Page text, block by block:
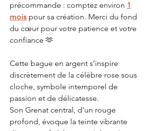
précommande : comptez environ 1
mois pour sa création. Merci du fond
du cœur pour votre patience et votre
confiance 🫶
Cette bague en argent s’inspire
discrètement de la célèbre rose sous
cloche, symbole intemporel de
passion et de délicatesse.
Son Grenat central, d’un rouge
profond, évoque la teinte vibrante